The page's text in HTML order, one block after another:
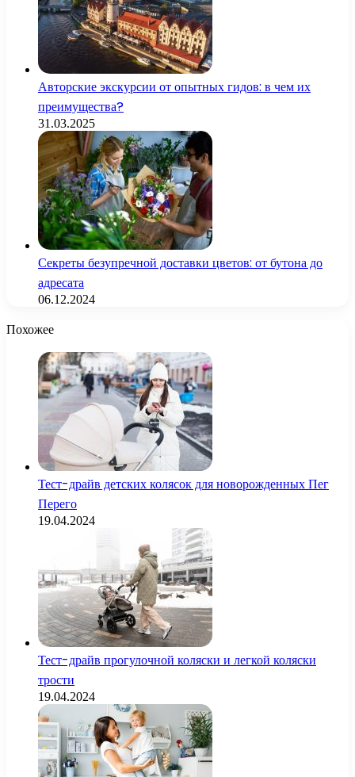
Авторские экскурсии от опытных гидов: в чем их
преимущества?
31.03.2025
Секреты безупречной доставки цветов: от бутона до
адресата
06.12.2024
Похожее
Тест-драйв детских колясок для новорожденных Пег
Перего
19.04.2024
Тест-драйв прогулочной коляски и легкой коляски
трости
19.04.2024